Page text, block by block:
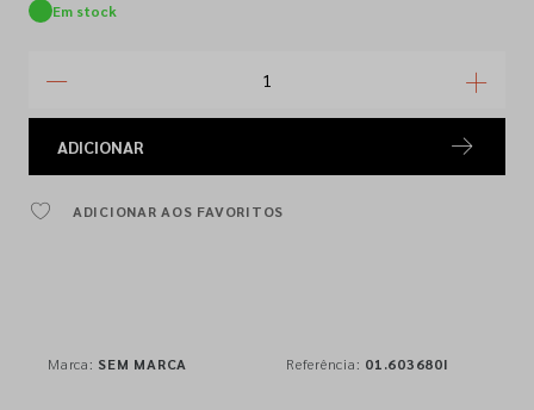
Em stock
ADICIONAR
ADICIONAR AOS FAVORITOS
Marca: SEM MARCA Referência: 01.603680I